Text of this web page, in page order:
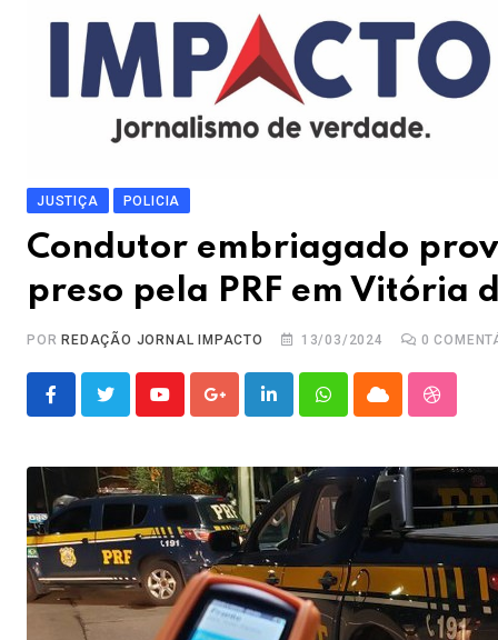
JUSTIÇA POLICIA
Condutor embriagado
preso pela PRF em Vitória
POR REDAÇÃO JORNAL IMPACTO 13/03/2024 0
YoutubeGoogle+LinkedInWhatsappCloud